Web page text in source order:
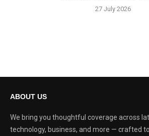
27 July 2026
ABOUT US
We bring you thoughtful coverage across
technology, business, and more — crafted